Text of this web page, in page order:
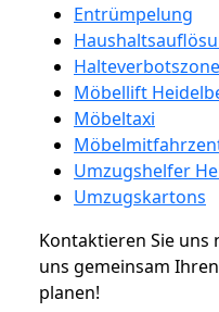
Entrümpelung
Möbellift
Möbeltaxi
Umzugshelfer
Umzugskartons
Kontaktieren Sie uns
uns gemeinsam
planen!